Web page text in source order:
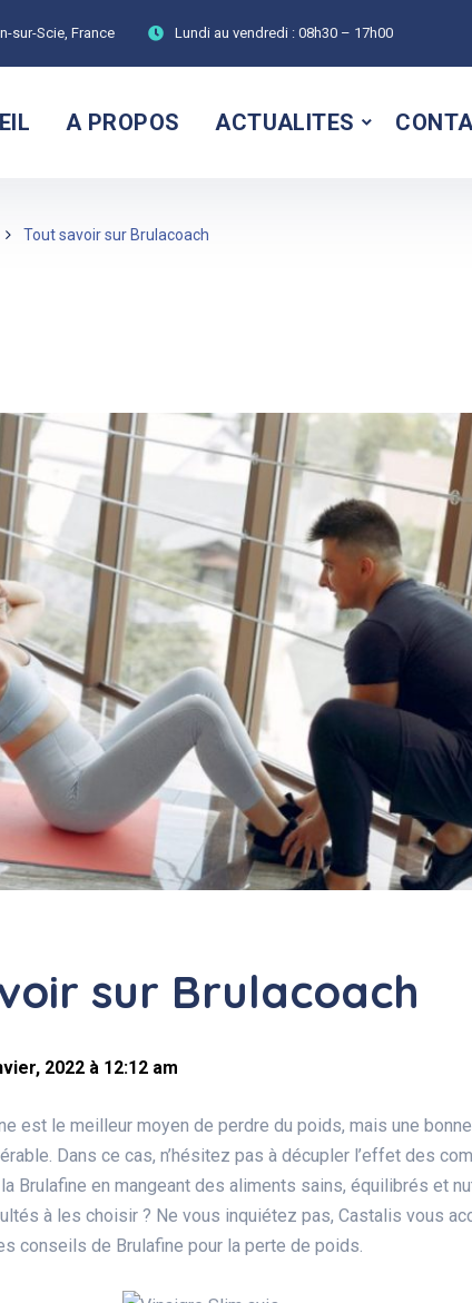
sur-Scie, France Lundi au vendredi : 08h30 – 17h00
A PROPOS ACTUALITES
Tout savoir sur Brulacoach
sur Brulacoach
2022 à 12:12 am
est le meilleur moyen de perdre du poids, mais une bonne
Dans ce cas, n’hésitez pas à décupler l’effet des
Brulafine en mangeant des aliments sains, équilibrés et
à les choisir ? Ne vous inquiétez pas, Castalis vous
conseils de Brulafine pour la perte de poids.